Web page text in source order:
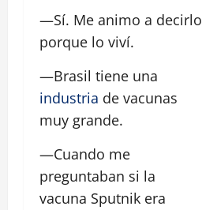
—Sí. Me animo a decirlo
porque lo viví.
—Brasil tiene una
industria de vacunas
muy grande.
—Cuando me
preguntaban si la
vacuna Sputnik era